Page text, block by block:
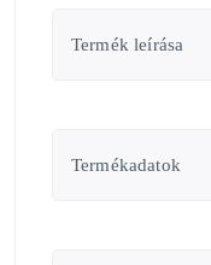
Termék leírása
Termékadatok